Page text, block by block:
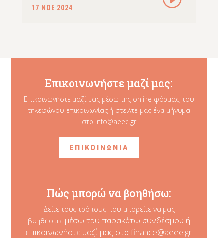
17 ΝΟΕ 2024
Επικοινωνήστε μαζί μας:
Επικοινωνήστε μαζί μας μέσω της online φόρμας, του
τηλεφώνου επικοινωνίας ή στείλτε μας ένα μήνυμα
στο info@aeee.gr
ΕΠΙΚΟΙΝΩΝΙΑ
Πώς μπορώ να βοηθήσω:
Δείτε τους τρόπους που μπορείτε να μας
βοηθήσετε μέσω του παρακάτω συνδέσμου ή
επικοινωνήστε μαζί μας στοfinance@aeee.gr